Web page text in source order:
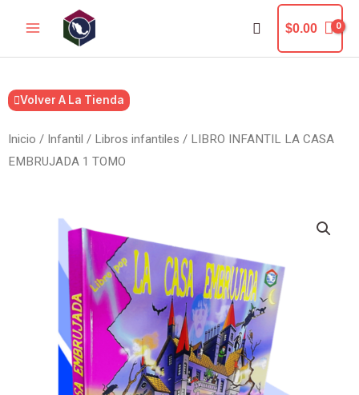
contenido
Buscar
$0.00
Volver A La Tienda
Inicio / Infantil / Libros infantiles / LIBRO INFANTIL LA CASA
EMBRUJADA 1 TOMO